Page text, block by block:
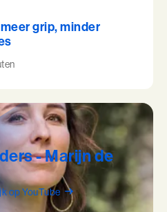
grip, minder
- Marijn de
op YouTube